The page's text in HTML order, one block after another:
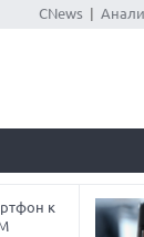
CNews|
к